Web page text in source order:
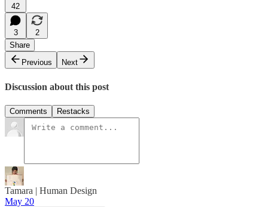
42
3
2
Share
Previous
Next
Discussion about this post
Comments Restacks
Tamara | Human Design
May 20